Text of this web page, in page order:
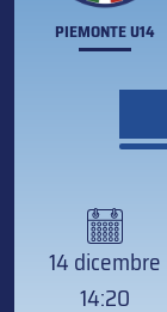
PIEMONTE U14
14 dicembre
14:20